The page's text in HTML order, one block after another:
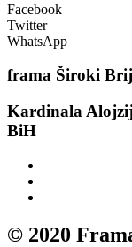
Facebook
Twitter
WhatsApp
frama Široki
Kardinala
BiH
© 2020